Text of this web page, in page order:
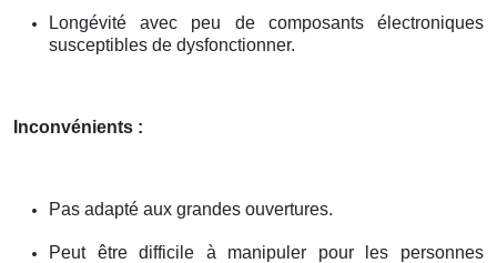
Longévité avec peu de composants électroniques
susceptibles de dysfonctionner.
Inconvénients :
Pas adapté aux grandes ouvertures.
Peut être difficile à manipuler pour les personnes